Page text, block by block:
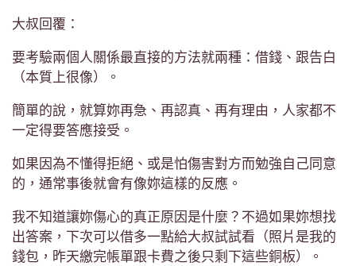
大叔回覆：
要考驗兩個人關係最直接的方法就兩種：借錢、跟告白
（本質上很像）。
簡單的說，就算妳再急、再認真、再有理由，人家都不
一定得要答應接受。
如果因為不懂得拒絕、或是怕傷害對方而勉強自己同意
的，通常事後就會有像妳這樣的反應。
我不知道讓妳傷心的真正原因是什麼？不過如果妳想找
出答案，下次可以借多一點給大叔試試看（照片是我的
錢包，昨天繳完帳單跟卡費之後只剩下這些銅板）。